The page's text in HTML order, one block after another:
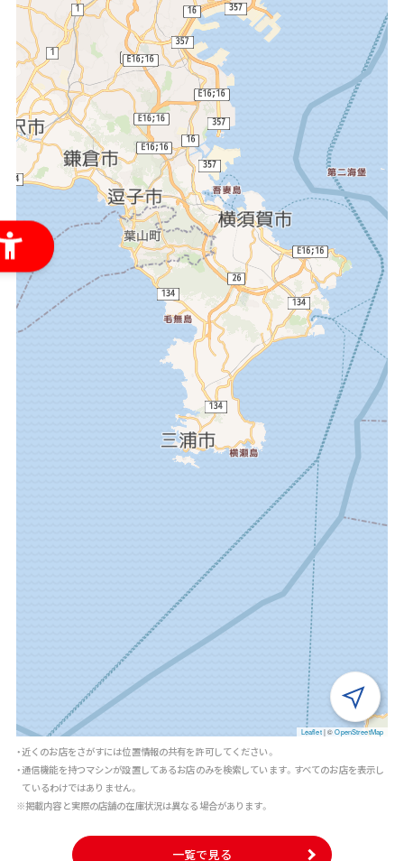
Leaflet |©OpenStreetMap
・近くのお店をさがすには位置情報の共有を許可してください。
・通信機能を持つマシンが設置してあるお店のみを検索しています。すべてのお店を表示し
ているわけではありません。
※掲載内容と実際の店舗の在庫状況は異なる場合があります。
一覧で見る